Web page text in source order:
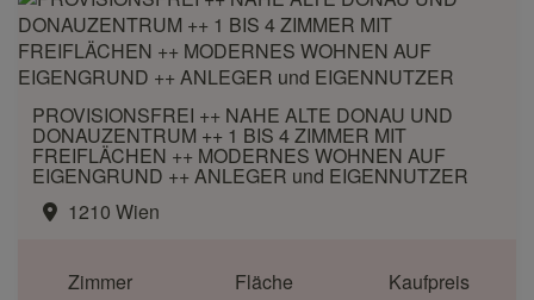
PROVISIONSFREI ++ NAHE ALTE DONAU UND
DONAUZENTRUM ++ 1 BIS 4 ZIMMER MIT
FREIFLÄCHEN ++ MODERNES WOHNEN AUF
EIGENGRUND ++ ANLEGER und EIGENNUTZER
1210 Wien
Zimmer
Fläche
Kaufpreis